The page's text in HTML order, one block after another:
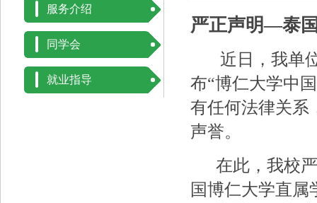
服务介绍
同学会
就业指导
严正声明—泰
近日，我单位
布“博仁大学中
有任何法律关系
声誉。
在此，我校严
国博仁大学直属